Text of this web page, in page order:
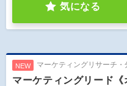
気になる
NEW マーケティングリサーチ・
マーケティングリード